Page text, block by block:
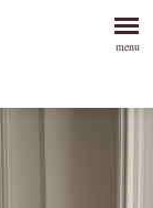
menu